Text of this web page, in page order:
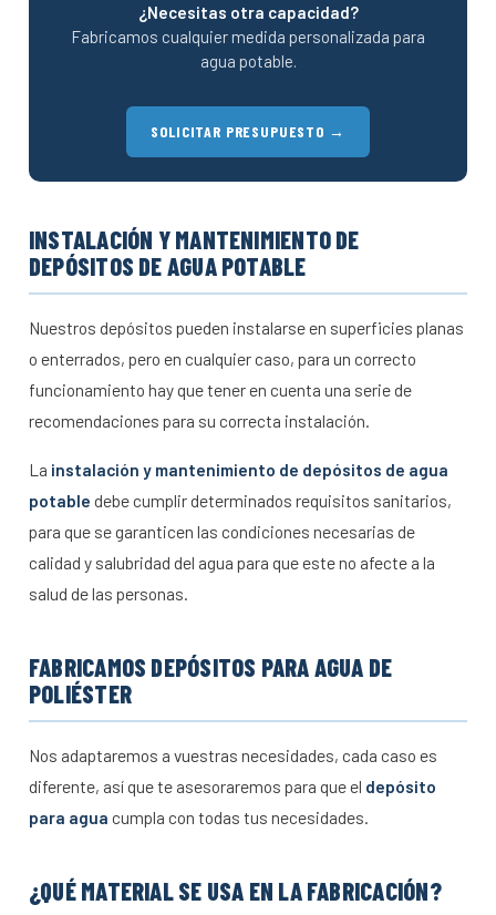
¿Necesitas otra capacidad?
Fabricamos cualquier medida personalizada para
agua potable.
SOLICITAR PRESUPUESTO →
INSTALACIÓN Y MANTENIMIENTO DE
DEPÓSITOS DE AGUA POTABLE
Nuestros depósitos pueden instalarse en superficies planas
o enterrados, pero en cualquier caso, para un correcto
funcionamiento hay que tener en cuenta una serie de
recomendaciones para su correcta instalación.
La instalación y mantenimiento de depósitos de agua
potable debe cumplir determinados requisitos sanitarios,
para que se garanticen las condiciones necesarias de
calidad y salubridad del agua para que este no afecte a la
salud de las personas.
FABRICAMOS DEPÓSITOS PARA AGUA DE
POLIÉSTER
Nos adaptaremos a vuestras necesidades, cada caso es
diferente, así que te asesoraremos para que el depósito
para agua cumpla con todas tus necesidades.
¿QUÉ MATERIAL SE USA EN LA FABRICACIÓN?